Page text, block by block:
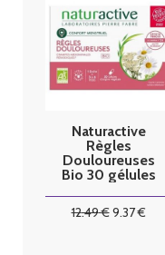
Naturactive
Règles
Douloureuses
Bio 30 gélules
12.49€9.37€